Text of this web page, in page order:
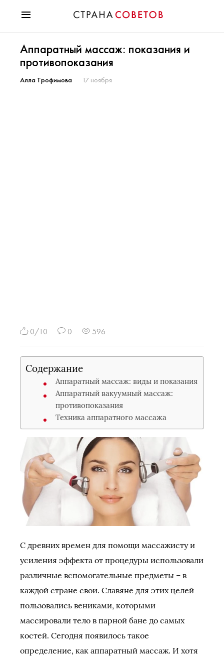
Мода
Звезды
Гороскопы
Аппаратный массаж: показания и
противопоказания
Алла Трофимова 17 ноября
0/10 0 596
Содержание
Аппаратный массаж: виды и показания
Аппаратный вакуумный массаж:
противопоказания
Техника аппаратного массажа
С древних времен для помощи массажисту и
усиления эффекта от процедуры использовали
различные вспомогательные предметы – в
каждой стране свои. Славяне для этих целей
пользовались вениками, которыми
массировали тело в парной бане до самых
костей. Сегодня появилось такое
определение, как аппаратный массаж. И хотя